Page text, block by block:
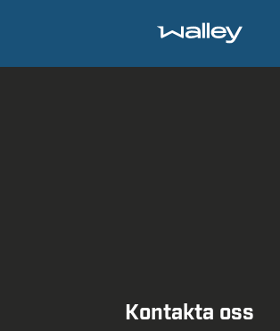
Kontakta oss